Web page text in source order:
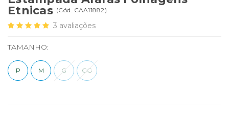
Etnicas (Cód. CAA11882 )
3 avaliações
TAMANHO:
P M G GG